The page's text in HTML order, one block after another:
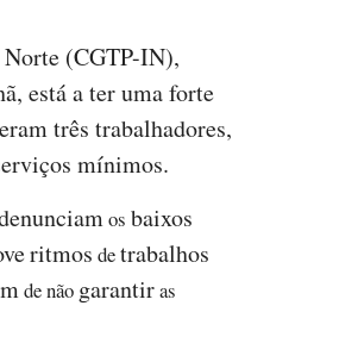
(CGTP-IN),
está a ter uma forte
três trabalhadores,
mínimos.
os baixos
ritmos detrabalhos
de não garantiras